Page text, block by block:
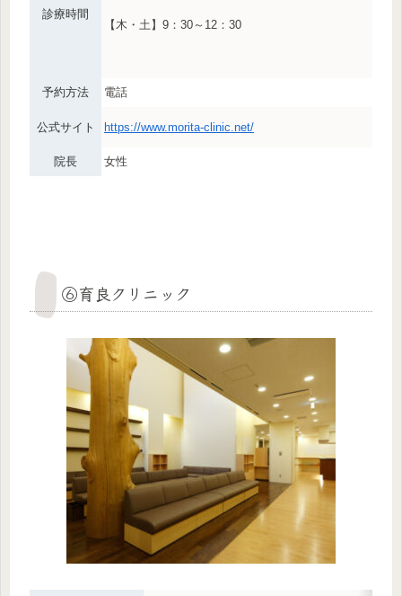
診療時間
【木・土】9：30～12：30
予約方法 電話
公式サイト https://www.morita-clinic.net/
院長 女性
⑥育良クリニック